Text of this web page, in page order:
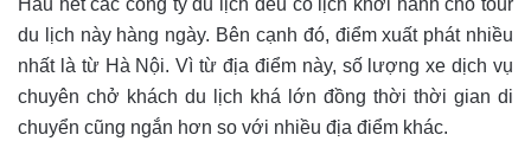
Hầu hết các công ty du lịch đều có lịch khởi hành cho tour
du lịch này hàng ngày. Bên cạnh đó, điểm xuất phát nhiều
nhất là từ Hà Nội. Vì từ địa điểm này, số lượng xe dịch vụ
chuyên chở khách du lịch khá lớn đồng thời thời gian di
chuyển cũng ngắn hơn so với nhiều địa điểm khác.